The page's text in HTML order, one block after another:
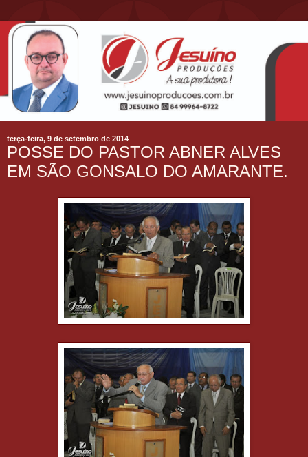
terça-feira, 9 de setembro de 2014
POSSE DO PASTOR ABNER ALVES
EM SÃO GONSALO DO AMARANTE.